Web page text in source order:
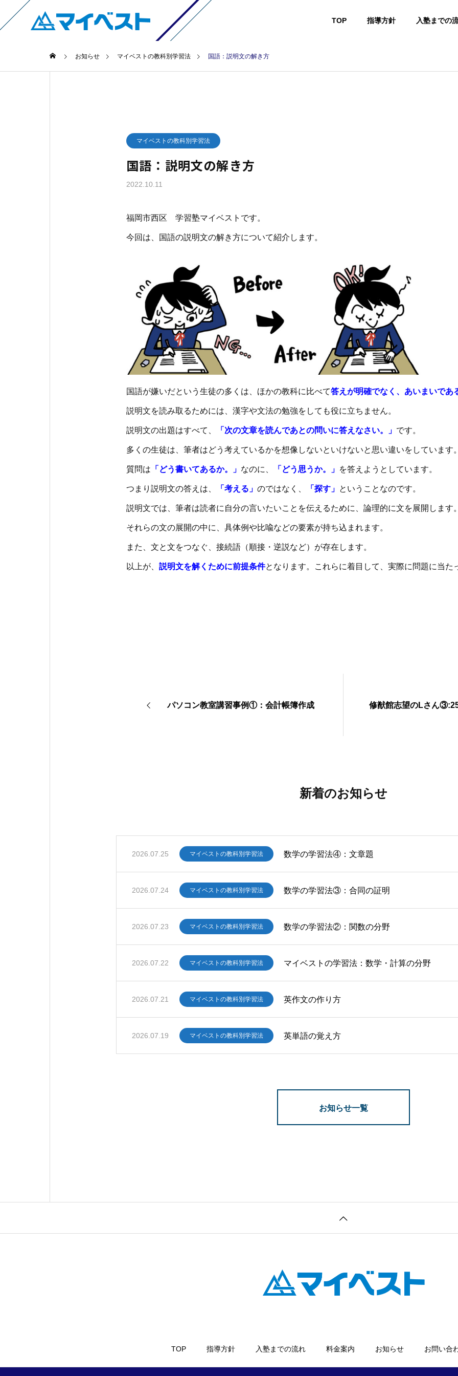
TOP 指導方針 入塾までの
お知らせ マイベストの教科別学習法 国語：説明文の解き方
マイベストの教科別学習法
国語：説明文の解き方
2022.10.11
福岡市西区 学習塾マイベストです。
今回は、国語の説明文の解き方について紹介します。
国語が嫌いだという生徒の多くは、ほかの教科に比べて答えが明確でなく、あいまいであ
説明文を読み取るためには、漢字や文法の勉強をしても役に立ちません。
説明文の出題はすべて、 「次の文章を読んであとの問いに答えなさい。」 です。
多くの生徒は、筆者はどう考えているかを想像しないといけないと思い違いをしています。
質問は 「どう書いてあるか。」 なのに、 「どう思うか。」 を答えようとしています。
つまり説明文の答えは、 「考える」 のではなく、 「探す」 ということなのです。
説明文では、筆者は読者に自分の言いたいことを伝えるために、論理的に文を展開します。
それらの文の展開の中に、具体例や比喩などの要素が持ち込まれます。
また、文と文をつなぐ、接続語（順接・逆説など）が存在します。
以上が、 説明文を解くために前提条件となります。これらに着目して、実際に問題に当た
パソコン教室講習事例①：会計帳簿作成 修猷館志望のLさん
新着のお知らせ
2026.07.25 マイベストの教科別学習法 数学の学習法④：文章題
2026.07.24 マイベストの教科別学習法 数学の学習法③：合同の証明
2026.07.23 マイベストの教科別学習法 数学の学習法②：関数の分野
2026.07.22 マイベストの教科別学習法 マイベストの学習法：数学・計算の分野
2026.07.21 マイベストの教科別学習法 英作文の作り方
2026.07.19 マイベストの教科別学習法 英単語の覚え方
お知らせ一覧
TOP 指導方針 入塾までの流れ 料金案内 お知らせ お問い合